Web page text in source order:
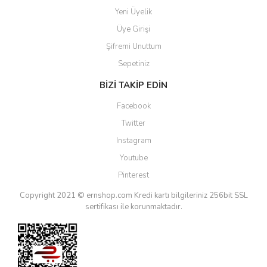
Yeni Üyelik
Üye Girişi
Şifremi Unuttum
Sepetiniz
BİZİ TAKİP EDİN
Facebook
Twitter
Instagram
Youtube
Pinterest
Copyright 2021 © ernshop.com Kredi kartı bilgileriniz 256bit SSL
sertifikası ile korunmaktadır.